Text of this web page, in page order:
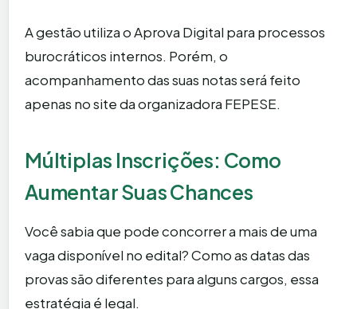
A gestão utiliza o Aprova Digital para processos
burocráticos internos. Porém, o
acompanhamento das suas notas será feito
apenas no site da organizadora FEPESE.
Múltiplas Inscrições: Como
Aumentar Suas Chances
Você sabia que pode concorrer a mais de uma
vaga disponível no edital? Como as datas das
provas são diferentes para alguns cargos, essa
estratégia é legal.